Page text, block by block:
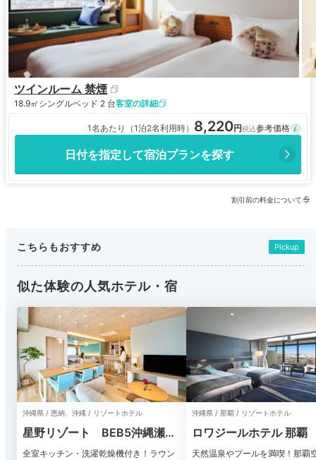
ツインルーム 禁煙
18.9㎡ シングルベッド 2 台客室の詳細
1名あたり（1泊2名利用時） 8,220
日付を指定して宿泊プランを探す
割引前の料金について
こちらもおすすめ Pickup
似た体験の人気ホテル・宿
沖縄県 / 恩納、沖縄 / リゾートホテル
星野リゾート BEB5沖縄瀬良
垣(ベブ)
全室キッチン・洗濯乾燥機付き！ラウン
沖縄県 / 那覇 / リゾートホテル
ロワジールホテル 那覇
天然温泉やプールを満喫！那覇